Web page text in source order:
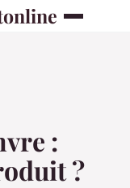
:
?